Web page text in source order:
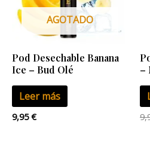
AGOTADO
Pod Desechable Banana
Ice – Bud Olé
Leer más
9,95€
–